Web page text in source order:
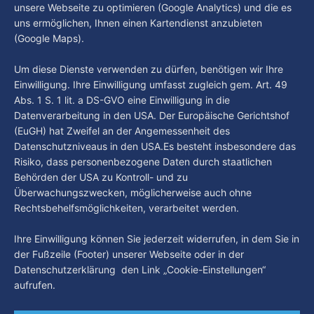
Wochen einige
Gast: Götz Tintelnot
By Luca Kimmel 6. Aug. 2026
Nissi's Kunstwelt - Folge 18
By Luca Kimmel 6. Aug. 2026
unsere Webseite zu optimieren (Google Analytics) und die es
uns ermöglichen, Ihnen einen Kartendienst anzubieten
(Google Maps).
Um diese Dienste verwenden zu dürfen, benötigen wir Ihre
Einwilligung. Ihre Einwilligung umfasst zugleich gem. Art. 49
Abs. 1 S. 1 lit. a DS-GVO eine Einwilligung in die
Datenverarbeitung in den USA. Der Europäische Gerichtshof
(EuGH) hat Zweifel an der Angemessenheit des
Datenschutzniveaus in den USA.Es besteht insbesondere das
Risiko, dass personenbezogene Daten durch staatlichen
Behörden der USA zu Kontroll- und zu
Überwachungszwecken, möglicherweise auch ohne
Rechtsbehelfsmöglichkeiten, verarbeitet werden.
Ihre Einwilligung können Sie jederzeit widerrufen, in dem Sie in
der Fußzeile (Footer) unserer Webseite oder in der
Datenschutzerklärung den Link „Cookie-Einstellungen“
aufrufen.